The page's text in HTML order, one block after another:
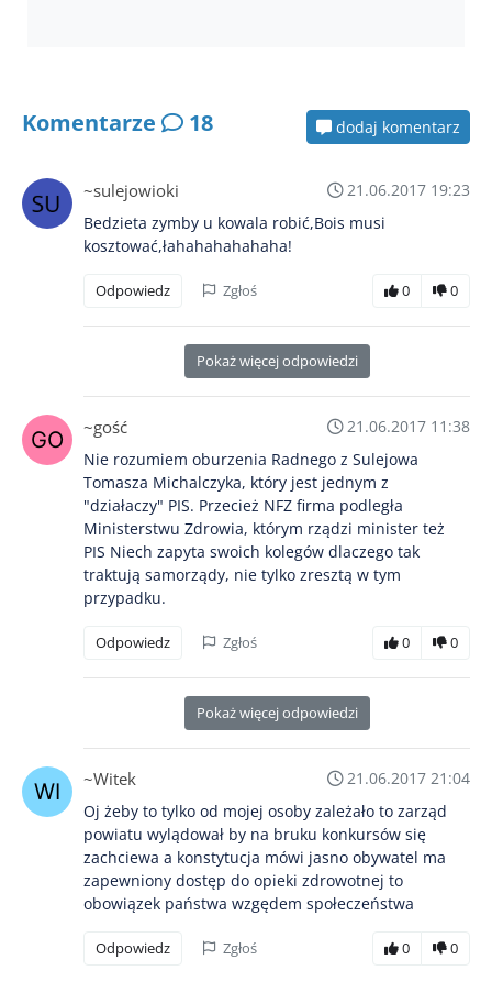
Komentarze 18 dodaj komentarz
~sulejowioki
21.06.2017 19:23
Bedzieta zymby u kowala robić,Bois musi
kosztować,łahahahahahaha!
Odpowiedz Zgłoś 0 0
Pokaż więcej odpowiedzi
~gość
21.06.2017 11:38
Nie rozumiem oburzenia Radnego z Sulejowa
Tomasza Michalczyka, który jest jednym z
"działaczy" PIS. Przecież NFZ firma podległa
Ministerstwu Zdrowia, którym rządzi minister też
PIS Niech zapyta swoich kolegów dlaczego tak
traktują samorządy, nie tylko zresztą w tym
przypadku.
Odpowiedz Zgłoś 0 0
Pokaż więcej odpowiedzi
~Witek
21.06.2017 21:04
Oj żeby to tylko od mojej osoby zależało to zarząd
powiatu wylądował by na bruku konkursów się
zachciewa a konstytucja mówi jasno obywatel ma
zapewniony dostęp do opieki zdrowotnej to
obowiązek państwa wzgędem społeczeństwa
Odpowiedz Zgłoś 0 0